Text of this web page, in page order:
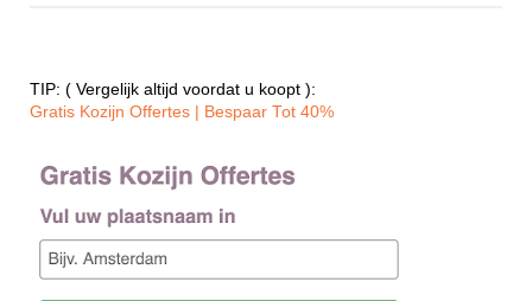
TIP: ( Vergelijk altijd voordat u koopt ):
Gratis Kozijn Offertes | Bespaar Tot 40%‎